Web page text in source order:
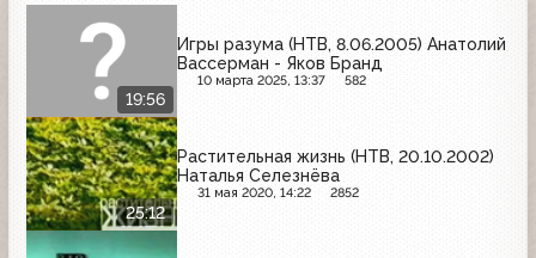
19:56
Игры разума (НТВ, 8.06.2005) Анатолий
Вассерман - Яков Бранд
10 марта 2025, 13:37 582
25:12
Растительная жизнь (НТВ, 20.10.2002)
Наталья Селезнёва
31 мая 2020, 14:22 2852